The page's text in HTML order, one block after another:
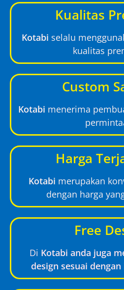
Kualitas
Kotabi selalu
kualitas
Custom
Kotabi menerima
Harga
Kotabi merupakan
dengan harga
Free
Di Kotabi anda juga
design sesuai